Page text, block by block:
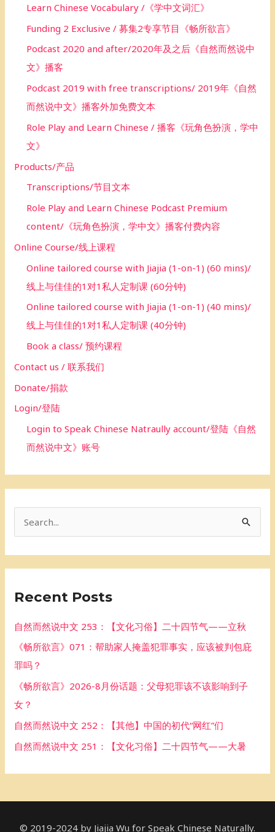
Learn Chinese Vocabulary /《学中文词汇》
Funding 2 Exclusive / 募集2专享节目《畅所欲言》
Podcast 2020 and after/2020年及之后《自然而然说中
文》播客
Podcast 2019 with free transcriptions/ 2019年《自然
而然说中文》播客外加免费文本
Role Play and Learn Chinese / 播客《玩角色扮演，学中
文》
Products/产品
Transcriptions/节目文本
Role Play and Learn Chinese Podcast Premium
content/《玩角色扮演，学中文》播客付费内容
Online Course/线上课程
Online tailored course with Jiajia (1-on-1) (60 mins)/
线上与佳佳的1对1私人定制课 (60分钟)
Online tailored course with Jiajia (1-on-1) (40 mins)/
线上与佳佳的1对1私人定制课 (40分钟)
Book a class/ 预约课程
Contact us / 联系我们
Donate/捐款
Login/登陆
Login to Speak Chinese Natraully account/登陆《自然
而然说中文》账号
c
f
r
Recent Posts
自然而然说中文 253：【文化习俗】二十四节气——立秋
《畅所欲言》071：帮助家人掩盖犯罪事实，应该被判包庇
罪吗？
《畅所欲言》2026-8月份话题：父母犯罪该不该影响到子
女？
自然而然说中文 252：【其他】中国的初代“网红”们
自然而然说中文 251：【文化习俗】二十四节气——大暑
© 2019-2024 by Jiajia Wu for Speak Chinese Naturally.